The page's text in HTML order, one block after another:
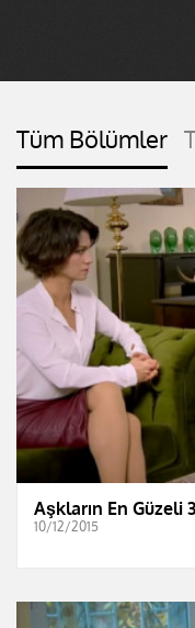
Tüm Bölümler
Aşkların En Güzeli
10/12/2015